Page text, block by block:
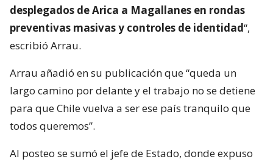
desplegados de Arica a Magallanes en rondas
preventivas masivas y controles de identidad“,
escribió Arrau.
Arrau añadió en su publicación que “queda un
largo camino por delante y el trabajo no se detiene
para que Chile vuelva a ser ese país tranquilo que
todos queremos”.
Al posteo se sumó el jefe de Estado, donde expuso